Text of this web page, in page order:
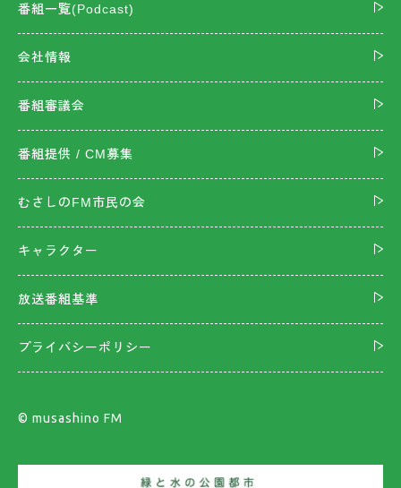
番組一覧(Podcast)
会社情報
番組審議会
番組提供 / CM募集
むさしのFM市民の会
キャラクター
放送番組基準
プライバシーポリシー
©︎ musashino FM